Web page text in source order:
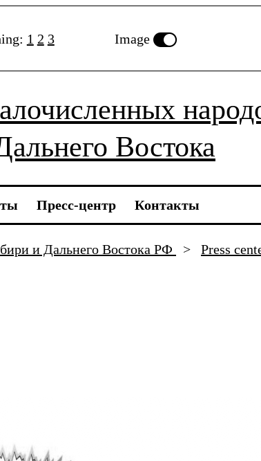
1 2 3 Image
Востока
Пресс-центр Контакты
и Дальнего Востока РФ > Press